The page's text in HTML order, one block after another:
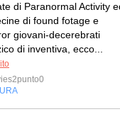
di Paranormal Activity
di found fotage e
giovani-decerebrati
di inventiva, ecco...